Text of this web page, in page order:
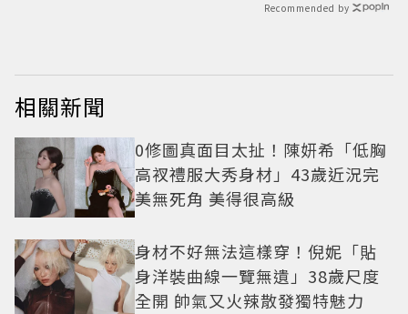
Recommended by
相關新聞
0修圖真面目太扯！陳妍希「低胸
高衩禮服大秀身材」43歲近況完
美無死角 美得很高級
身材不好無法這樣穿！倪妮「貼
身洋裝曲線一覽無遺」38歲尺度
全開 帥氣又火辣散發獨特魅力